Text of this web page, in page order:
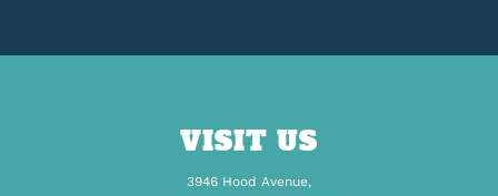
VISIT US
3946 Hood Avenue,